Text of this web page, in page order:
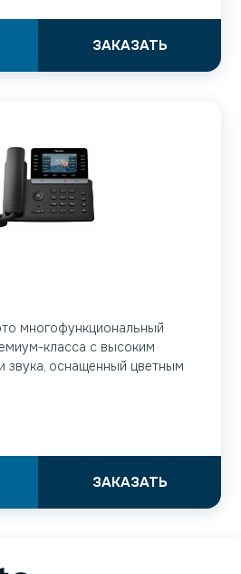
ЗАКАЗАТЬ
многофункциональный
класса с высоким
звука, оснащенный цветным
ЗАКАЗАТЬ